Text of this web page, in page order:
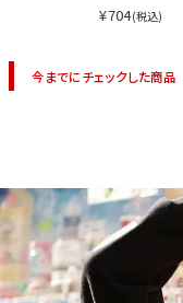
¥704(税込)
今までにチェックした商品